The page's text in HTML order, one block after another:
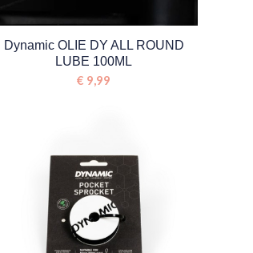
Dynamic OLIE DY ALL ROUND
LUBE 100ML
€ 9,99